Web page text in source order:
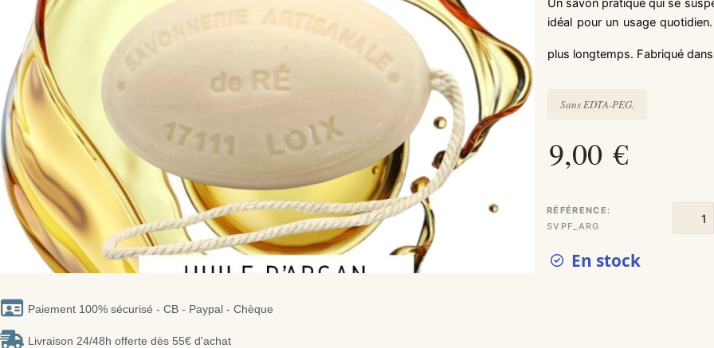
Paiement 100% sécurisé - CB - Paypal - Chèque
Livraison 24/48h offerte dès 55€ d'achat
Un savon pratique qui se
idéal pour un usage
plus longtemps. Fabriqué dans
Sans EDTA-PEG.
9,00 €
RÉFÉRENCE
SVPF_ARG
En stock